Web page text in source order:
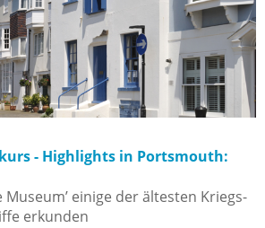
- Highlights in Portsmouth:
Museum’ einige der ältesten Kriegs-
erkunden